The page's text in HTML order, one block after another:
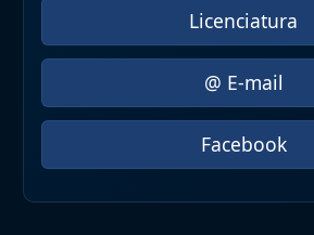
Licenciatura
@ E-mail
Facebook